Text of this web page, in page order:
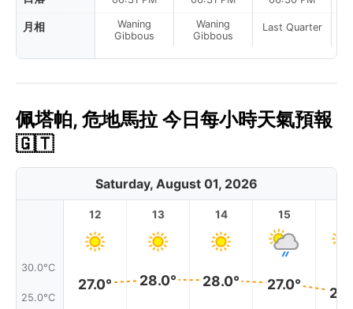
月相
Waning
Gibbous
Waning
Gibbous
Last Quarter
佩塔帕, 危地馬拉 今日每小時天氣預報
🇬🇹
Saturday, August 01, 2026
30.0°C
25.0°C
12
27.0°
13
28.0°
14
28.0°
15
27.0°